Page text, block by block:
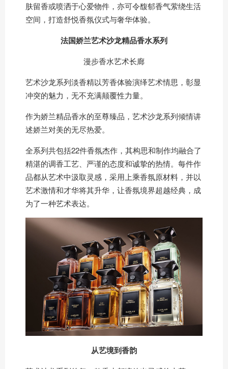
肤留香或喷洒于心爱物件，亦可令馥郁香气萦绕生活
空间，打造舒悦香氛仪式与奢华体验。
法国娇兰艺术沙龙精品香水系列
漫步香水艺术长廊
艺术沙龙系列淡香精以芳香体验演绎艺术情思，彰显
冲突的魅力，无不充满颠覆性力量。
作为娇兰精品香水的至尊臻品，艺术沙龙系列倾情讲
述娇兰对美的无尽热爱。
全系列共包括22件香氛杰作，其构思和制作均融合了
精湛的调香工艺、严谨的态度和诚挚的热情。每件作
品都从艺术中汲取灵感，采用上乘香氛原材料，并以
艺术激情和才华将其升华，让香氛境界超越经典，成
为了一种艺术表达。
从艺境到香韵